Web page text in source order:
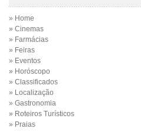
» Home
» Cinemas
» Farmácias
» Feiras
» Eventos
» Horóscopo
» Classificados
» Localização
» Gastronomia
» Roteiros Turísticos
» Praias